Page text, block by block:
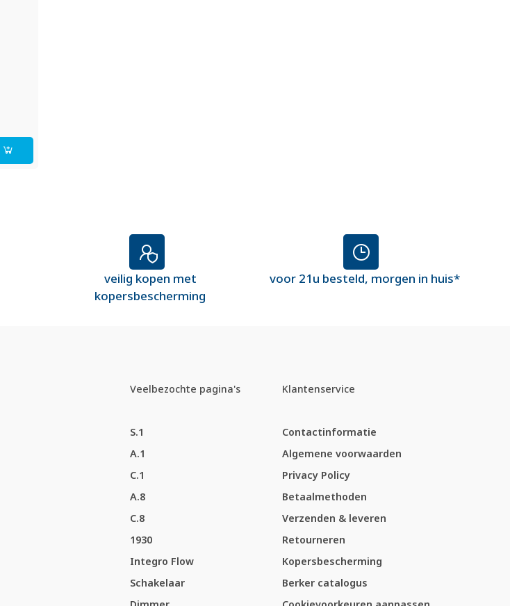
veilig kopen met
kopersbescherming
voor 21u besteld, morgen in huis*
Veelbezochte pagina's
S.1
A.1
C.1
A.8
C.8
1930
Integro Flow
Schakelaar
Klantenservice
Contactinformatie
Algemene voorwaarden
Privacy Policy
Betaalmethoden
Verzenden & leveren
Retourneren
Kopersbescherming
Berker catalogus